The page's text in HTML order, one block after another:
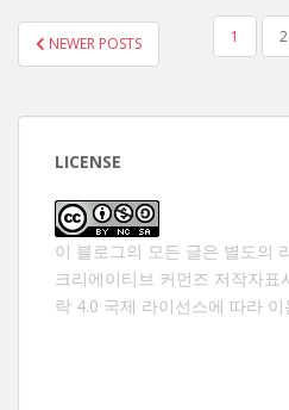
글
페
지
NEWER POSTS 1 2
LICENSE
이 블로그의 모든 글은 별도의
크리에이티브 커먼즈 저작자표
락 4.0 국제 라이선스에 따라